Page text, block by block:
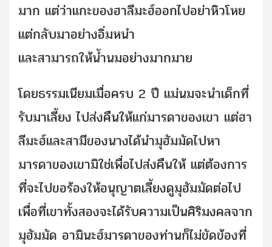
มาก แต่ว่าแกะของฮาลีมะฮ์ออกไปอย่าหิวโหย
แต่กลับมาอย่างอิ่มหนำ
และสามารถให้น้ำนมอย่างมากมาย
โดยธรรมเนียมเมื่อครบ 2 ปี แม่นมจะนำเด็กที่
รับมาเลี้ยง ไปส่งคืนให้แก่มารดาของเขา แต่ฮา
ลีมะฮ์และสามีของนางได้นำมุฮัมมัดไปหา
มารดาของเขามิใช่เพื่อไปส่งคืนให้ แต่ต้องการ
ที่จะไปขอร้องให้อนุญาตเลี้ยงดูมุฮัมมัดต่อไป
เพื่อที่เขาทั้งสองจะได้รับความเป็นศิริมงคลจาก
มุฮัมมัด อามินะฮ์มารดาของท่านก็ไม่ขัดข้องที่